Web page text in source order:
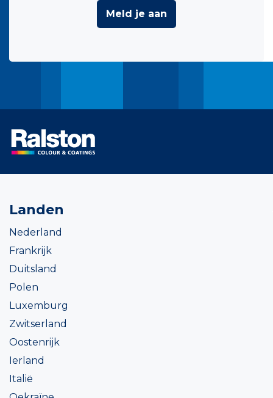
Meld je aan
Landen
Nederland
Frankrijk
Duitsland
Polen
Luxemburg
Zwitserland
Oostenrijk
Ierland
Italië